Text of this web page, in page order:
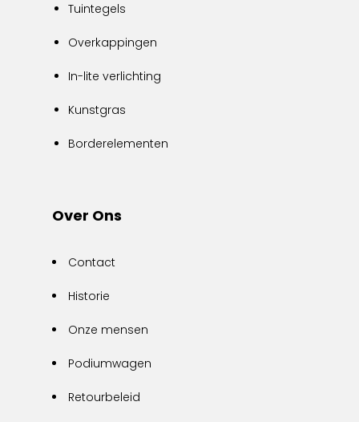
Tuintegels
Overkappingen
In-lite verlichting
Kunstgras
Borderelementen
Over Ons
Contact
Historie
Onze mensen
Podiumwagen
Retourbeleid